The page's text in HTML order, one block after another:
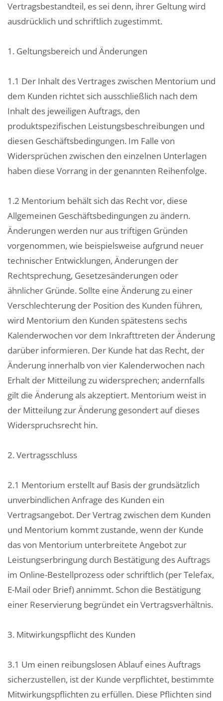
Vertragsbestandteil, es sei denn, ihrer Geltung wird
ausdrücklich und schriftlich zugestimmt.
1. Geltungsbereich und Änderungen
1.1 Der Inhalt des Vertrages zwischen Mentorium und
dem Kunden richtet sich ausschließlich nach dem
Inhalt des jeweiligen Auftrags, den
produktspezifischen Leistungsbeschreibungen und
diesen Geschäftsbedingungen. Im Falle von
Widersprüchen zwischen den einzelnen Unterlagen
haben diese Vorrang in der genannten Reihenfolge.
1.2 Mentorium behält sich das Recht vor, diese
Allgemeinen Geschäftsbedingungen zu ändern.
Änderungen werden nur aus triftigen Gründen
vorgenommen, wie beispielsweise aufgrund neuer
technischer Entwicklungen, Änderungen der
Rechtsprechung, Gesetzesänderungen oder
ähnlicher Gründe. Sollte eine Änderung zu einer
Verschlechterung der Position des Kunden führen,
wird Mentorium den Kunden spätestens sechs
Kalenderwochen vor dem Inkrafttreten der Änderung
darüber informieren. Der Kunde hat das Recht, der
Änderung innerhalb von vier Kalenderwochen nach
Erhalt der Mitteilung zu widersprechen; andernfalls
gilt die Änderung als akzeptiert. Mentorium weist in
der Mitteilung zur Änderung gesondert auf dieses
Widerspruchsrecht hin.
2. Vertragsschluss
2.1 Mentorium erstellt auf Basis der grundsätzlich
unverbindlichen Anfrage des Kunden ein
Vertragsangebot. Der Vertrag zwischen dem Kunden
und Mentorium kommt zustande, wenn der Kunde
das von Mentorium unterbreitete Angebot zur
Leistungserbringung durch Bestätigung des Auftrags
im Online-Bestellprozess oder schriftlich (per Telefax,
E-Mail oder Brief) annimmt. Schon die Bestätigung
einer Reservierung begründet ein Vertragsverhältnis.
3. Mitwirkungspflicht des Kunden
3.1 Um einen reibungslosen Ablauf eines Auftrags
sicherzustellen, ist der Kunde verpflichtet, bestimmte
Mitwirkungspflichten zu erfüllen. Diese Pflichten sind